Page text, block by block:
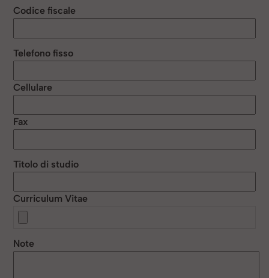
Codice fiscale
Telefono fisso
Cellulare
Fax
Titolo di studio
Curriculum Vitae
Note